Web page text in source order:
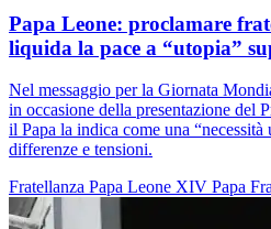
Papa Leone: proclamare
liquida la pace a “utopia”
Nel messaggio per la Giornata
in occasione della presentazione del
il Papa la indica come una
differenze e tensioni.
Fratellanza Papa Leone XIV Papa